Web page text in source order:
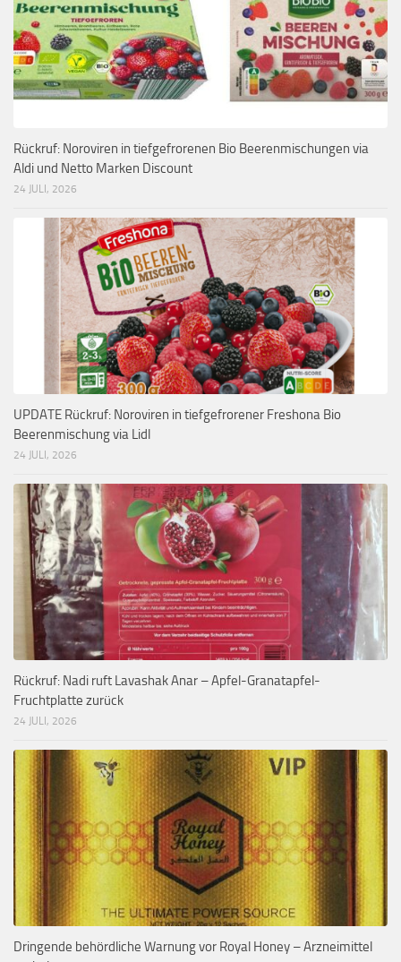
Rückruf: Noroviren in tiefgefrorenen Bio Beerenmischungen via
Aldi und Netto Marken Discount
24 JULI, 2026
UPDATE Rückruf: Noroviren in tiefgefrorener Freshona Bio
Beerenmischung via Lidl
24 JULI, 2026
Rückruf: Nadi ruft Lavashak Anar – Apfel-Granatapfel-
Fruchtplatte zurück
24 JULI, 2026
Dringende behördliche Warnung vor Royal Honey – Arzneimittel